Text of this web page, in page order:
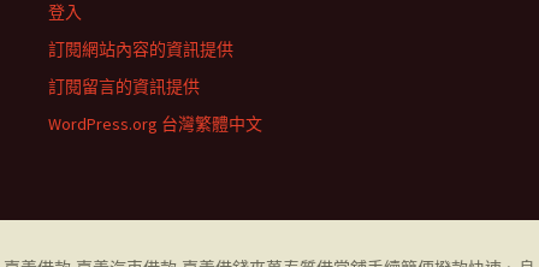
登入
訂閱網站內容的資訊提供
訂閱留言的資訊提供
WordPress.org 台灣繁體中文